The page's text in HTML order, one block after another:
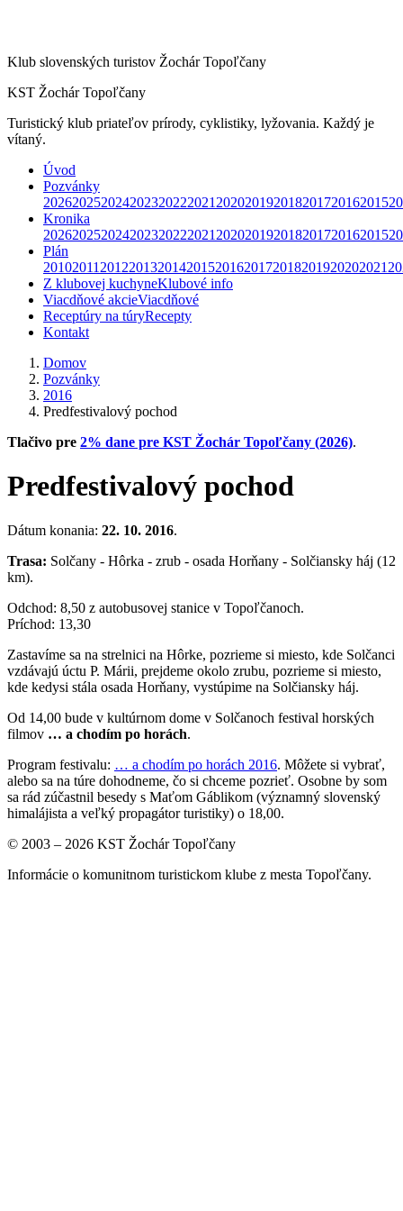
Klub slovenských turistov Žochár Topoľčany
KST Žochár Topoľčany
Turistický klub priateľov prírody, cyklistiky, lyžovania. Každý je
vítaný.
Úvod
Pozvánky
202620252024202320222021 202020192018201720162015
Kronika
202620252024202320222021 202020192018201720162015
Plán
20102011 2012201320142015201620172018201920202021
Z klubovej kuchyneKlubové info
Viacdňové akcieViacdňové
Receptúry na túryRecepty
Kontakt
Domov
Pozvánky
2016
Predfestivalový pochod
Tlačivo pre 2% dane pre KST Žochár Topoľčany (2026).
Predfestivalový pochod
Dátum konania: 22. 10. 2016.
Trasa: Solčany - Hôrka - zrub - osada Horňany - Solčiansky háj (12
km).
Odchod: 8,50 z autobusovej stanice v Topoľčanoch.
Príchod: 13,30
Zastavíme sa na strelnici na Hôrke, pozrieme si miesto, kde Solčanci
vzdávajú úctu P. Márii, prejdeme okolo zrubu, pozrieme si miesto,
kde kedysi stála osada Horňany, vystúpime na Solčiansky háj.
Od 14,00 bude v kultúrnom dome v Solčanoch festival horských
filmov … a chodím po horách.
Program festivalu: … a chodím po horách 2016. Môžete si vybrať,
alebo sa na túre dohodneme, čo si chceme pozrieť. Osobne by som
sa rád zúčastnil besedy s Maťom Gáblikom (významný slovenský
himalájista a veľký propagátor turistiky) o 18,00.
© 2003 – 2026 KST Žochár Topoľčany
Informácie o komunitnom turistickom klube z mesta Topoľčany.